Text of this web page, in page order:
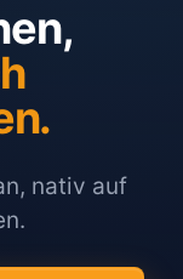
nativ auf